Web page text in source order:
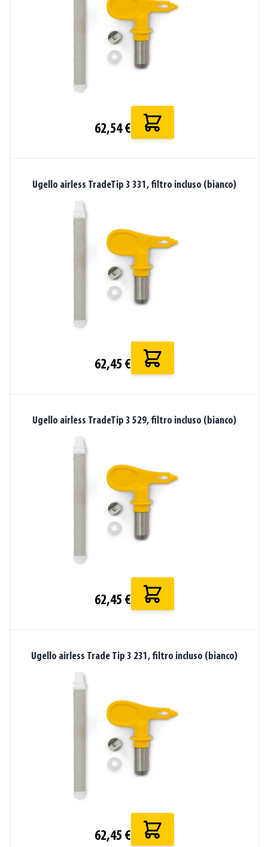
62,54 €
Ugello airless TradeTip 3 331, filtro incluso (bianco)
62,45 €
Ugello airless TradeTip 3 529, filtro incluso (bianco)
62,45 €
Ugello airless Trade Tip 3 231, filtro incluso (bianco)
62,45 €